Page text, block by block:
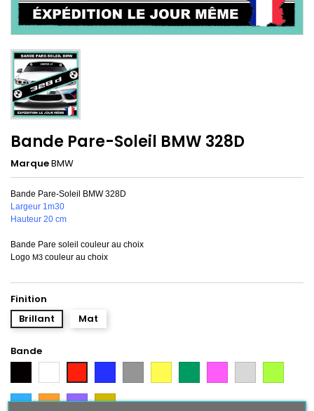
Bande Pare-Soleil BMW 328D
MarqueBMW
Bande Pare-Soleil BMW 328D
Largeur 1m30
Hauteur 20 cm
Bande Pare soleil couleur au choix
Logo M3 couleur au choix
Finition
Brillant
Mat
Bande
ArgentCitron
Bleu
OrangeVioletGold